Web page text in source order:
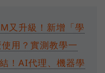
又升級！新增「學
用？實測教學一
！AI代理、機器學